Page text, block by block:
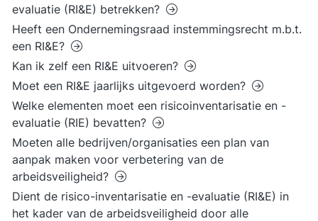
evaluatie (RI&E) betrekken?
Heeft een Ondernemingsraad instemmingsrecht m.b.t.
een RI&E?
Kan ik zelf een RI&E uitvoeren?
Moet een RI&E jaarlijks uitgevoerd worden?
Welke elementen moet een risicoinventarisatie en -
evaluatie (RIE) bevatten?
Moeten alle bedrijven/organisaties een plan van
aanpak maken voor verbetering van de
arbeidsveiligheid?
Dient de risico-inventarisatie en -evaluatie (RI&E) in
het kader van de arbeidsveiligheid door alle